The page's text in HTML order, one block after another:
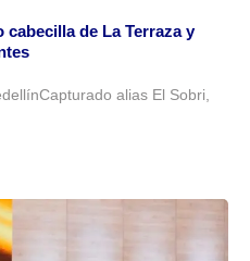
cabecilla de La Terraza y
alias El Sobri,